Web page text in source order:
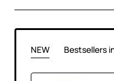
NEW Bestsellers